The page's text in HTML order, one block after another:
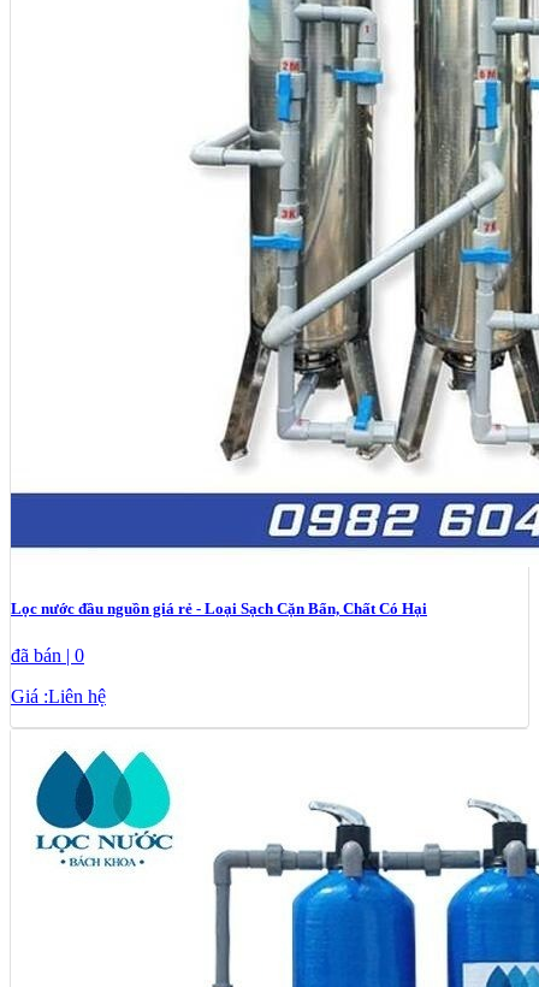
Lọc nước đầu nguồn giá rẻ - Loại Sạch Cặn Bẩn, Chất Có Hại
đã bán | 0
Giá :Liên hệ